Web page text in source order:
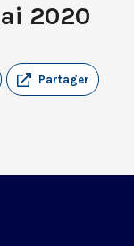
2020
Partager